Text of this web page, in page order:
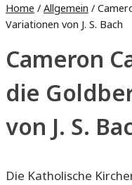
Home / Allgemein /
Variationen von J. S. Bach
Cameron
die
von J. S.
Die Katholische